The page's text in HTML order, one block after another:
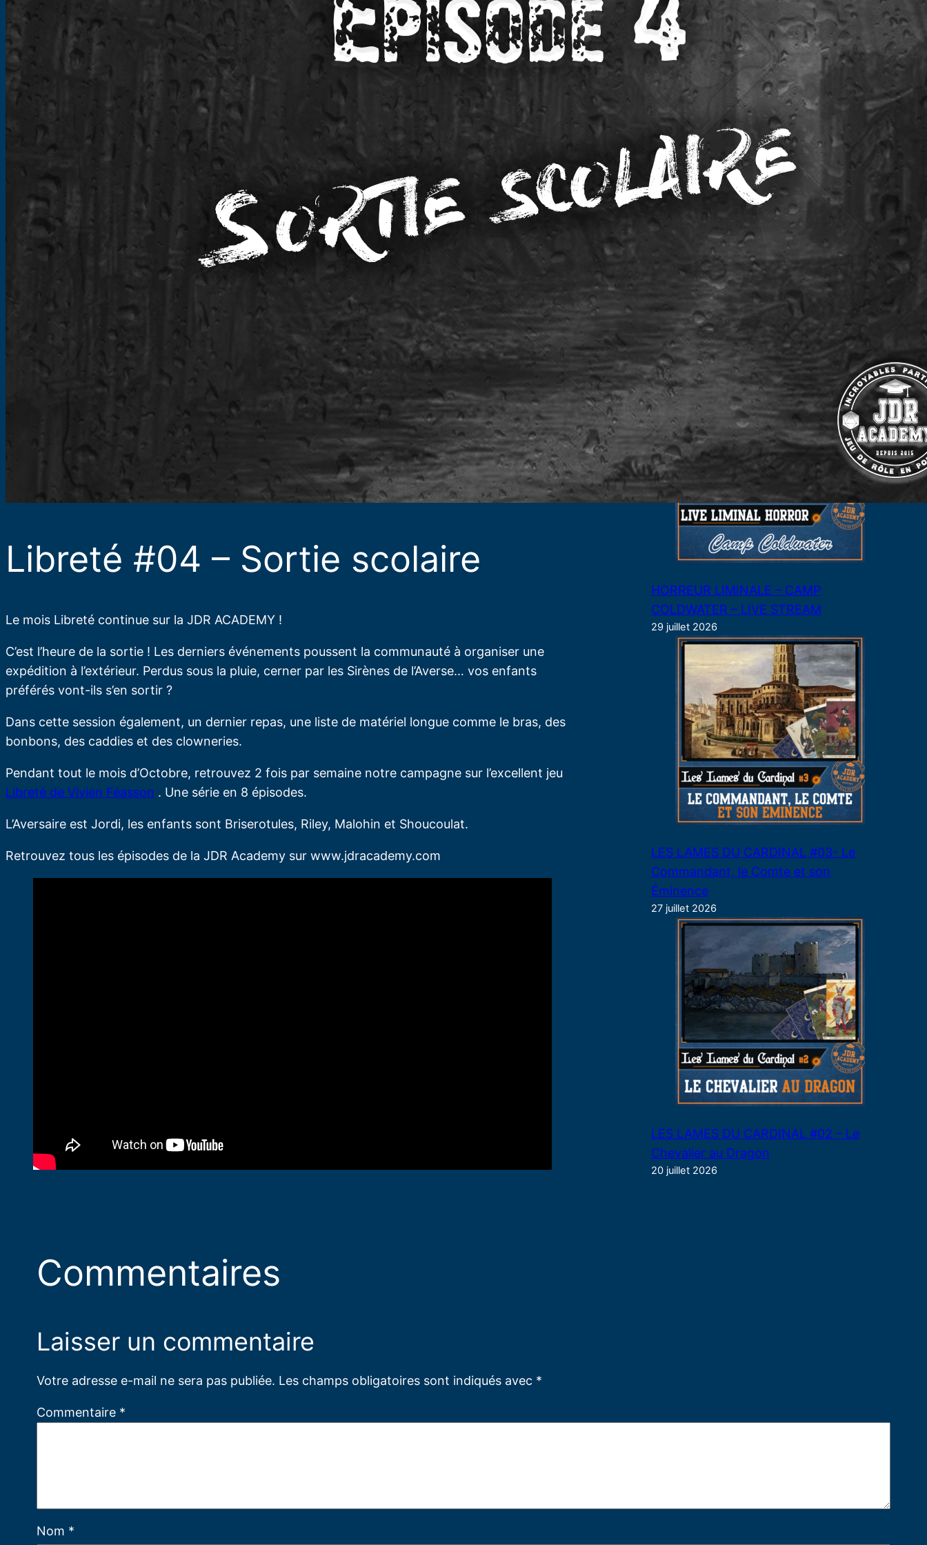
Libreté #04 – Sortie scolaire
Le mois Libreté continue sur la JDR ACADEMY !
C’est l’heure de la sortie ! Les derniers événements poussent la communauté à organiser une
expédition à l’extérieur. Perdus sous la pluie, cerner par les Sirènes de l’Averse… vos enfants
préférés vont-ils s’en sortir ?
Dans cette session également, un dernier repas, une liste de matériel longue comme le bras, des
bonbons, des caddies et des clowneries.
Pendant tout le mois d’Octobre, retrouvez 2 fois par semaine notre campagne sur l’excellent jeu
Libreté de Vivien Féasson . Une série en 8 épisodes.
L’Aversaire est Jordi, les enfants sont Briserotules, Riley, Malohin et Shoucoulat.
Retrouvez tous les épisodes de la JDR Academy sur www.jdracademy.com
KULT – THE DRIVER – LIVE STREAM
5 août 2026
LES LAMES DU CARDINAL #04 – Le Bal
de Cinq Mars
3 août 2026
HORREUR LIMINALE – CAMP
COLDWATER – LIVE STREAM
29 juillet 2026
LES LAMES DU CARDINAL #03- Le
Commandant, le Comte et son
Éminence
27 juillet 2026
LES LAMES DU CARDINAL #02 – Le
Chevalier au Dragon
20 juillet 2026
Commentaires
Laisser un commentaire
Votre adresse e-mail ne sera pas publiée. Les champs obligatoires sont indiqués avec *
Commentaire *
Nom *